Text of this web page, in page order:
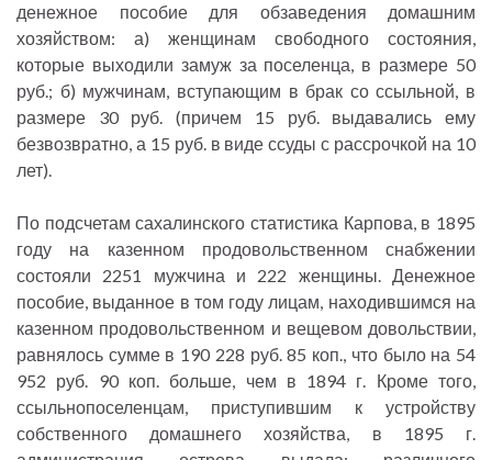
денежное пособие для обзаведения домашним
хозяйством: а) женщинам свободного состояния,
которые выходили замуж за поселенца, в размере 50
руб.; б) мужчинам, вступающим в брак со ссыльной, в
размере 30 руб. (причем 15 руб. выдавались ему
безвозвратно, а 15 руб. в виде ссуды с рассрочкой на 10
лет).
По подсчетам сахалинского статистика Карпова, в 1895
году на казенном продовольственном снабжении
состояли 2251 мужчина и 222 женщины. Денежное
пособие, выданное в том году лицам, находившимся на
казенном продовольственном и вещевом довольствии,
равнялось сумме в 190 228 руб. 85 коп., что было на 54
952 руб. 90 коп. больше, чем в 1894 г. Кроме того,
ссыльнопоселенцам, приступившим к устройству
собственного домашнего хозяйства, в 1895 г.